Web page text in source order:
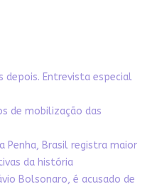
depois. Entrevista especial
de mobilização das
Penha, Brasil registra maior
da história
Bolsonaro, é acusado de